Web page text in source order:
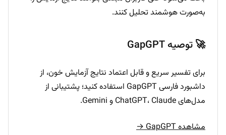
به‌صورت هوشمند تحلیل کنند.
🚀 توصیه GapGPT
برای تفسیر سریع و قابل اعتماد نتایج آزمایش خون، از
داشبورد فارسی GapGPT استفاده کنید؛ پشتیبانی از
مدل‌های ChatGPT، Claude و Gemini.
مشاهده GapGPT →